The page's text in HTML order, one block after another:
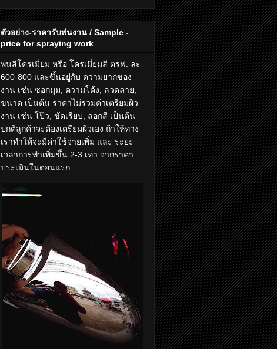
ตัวอย่าง-ราคารับพ่นงาน / Sample -
price for spraying work
พ่นสีโครเมี่ยม หรือ โครเมี่ยมสี ตรฟ. ละ
600-800 และขึ้นอยู่กับ ความยากของ
งาน เช่น ซอกมุม, ความโค้ง, ลวดลาย,
ขนาด เป็นต้น ราคาไม่รวมค่าเตรียมผิว
งาน เช่น โป๊ว, ขัดเรียบ, ลอกสี เป็นต้น
ปกติลูกค้าจะต้องเตรียมผิวเอง ถ้าให้ทาง
เราทำให้จะมีค่าใช้จ่ายเพิ่ม และ ระยะ
เวลาการทำเพิ่มขึ้น 2-3 เท่า จากราคา
ประเมินในตอนแรก